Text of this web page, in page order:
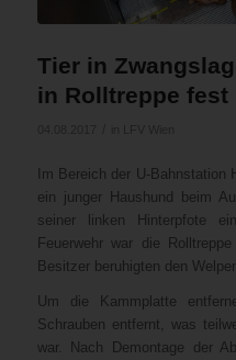
Tier in
in Rolltreppe fest
Im Bereich der U-Bahnstation
ein junger Haushund beim
seiner linken Hinterpfote
Feuerwehr war die
Besitzer beruhigten den
Um die Kammplatte
Schrauben entfernt, was
war. Nach Demontage der